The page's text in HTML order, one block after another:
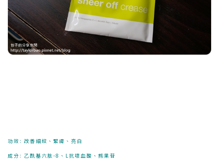
功效: 改善細紋、緊膚、亮白
成分: 乙酰基六肽-8、L抗壞血酸、熊果苷